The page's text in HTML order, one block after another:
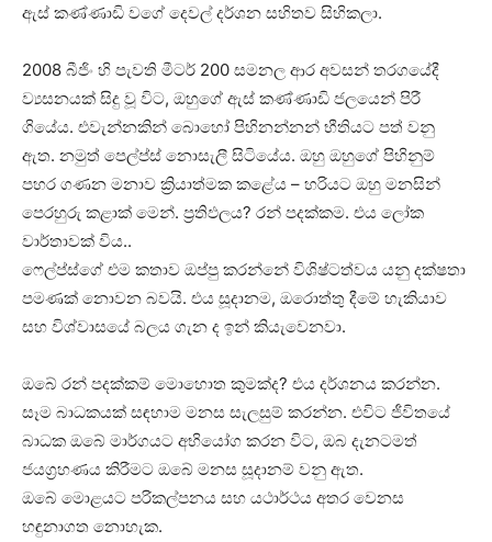
ඇස් කණ්ණාඩි වගේ දෙවල් දර්ශන සහිතව සිහිකලා.
2008 බීජිං හි පැවති මීටර් 200 සමනල ආර අවසන් තරගයේදී
ව්‍යසනයක් සිදු වූ විට, ඔහුගේ ඇස් කණ්ණාඩි ජලයෙන් පිරී
ගියේය. එවැන්නකින් බොහෝ පිහිනන්නන් භීතියට පත් වනු
ඇත. නමුත් පෙල්ප්ස් නොසැලී සිටියේය. ඔහු ඔහුගේ පිහිනුම්
පහර ගණන මනාව ක්‍රියාත්මක කළේය – හරියට ඔහු මනසින්
පෙරහුරු කළාක් මෙන්. ප්‍රතිඵලය? රන් පදක්කම. එය ලෝක
වාර්තාවක් විය..
ෆෙල්ප්ස්ගේ එම කතාව ඔප්පු කරන්නේ විශිෂ්ටත්වය යනු දක්ෂතා
පමණක් නොවන බවයි. එය සූදානම, ඔරොත්තු දීමේ හැකියාව
සහ විශ්වාසයේ බලය ගැන ද ඉන් කියැවෙනවා.
ඔබේ රන් පදක්කම් මොහොත කුමක්ද? එය දර්ශනය කරන්න.
සෑම බාධකයක් සඳහාම මනස සැලසුම් කරන්න. එවිට ජීවිතයේ
බාධක ඔබේ මාර්ගයට අභියෝග කරන විට, ඔබ දැනටමත්
ජයග්‍රහණය කිරීමට ඔබේ මනස සූදානම් වනු ඇත.
ඔබේ මොළයට පරිකල්පනය සහ යථාර්ථය අතර වෙනස
හඳුනාගත නොහැක.